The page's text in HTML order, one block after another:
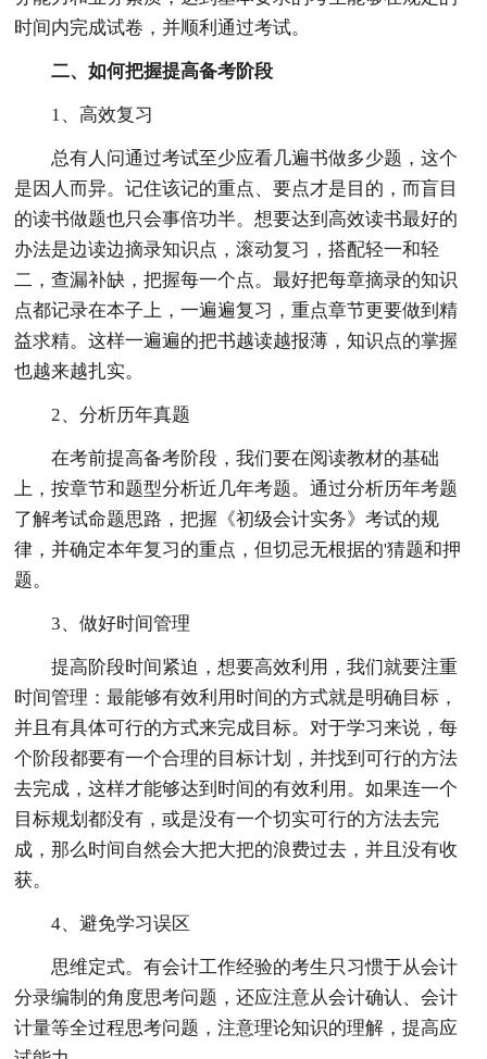
时间内完成试卷，并顺利通过考试。
二、如何把握提高备考阶段
1、高效复习
总有人问通过考试至少应看几遍书做多少题，这个
是因人而异。记住该记的重点、要点才是目的，而盲目
的读书做题也只会事倍功半。想要达到高效读书最好的
办法是边读边摘录知识点，滚动复习，搭配轻一和轻
二，查漏补缺，把握每一个点。最好把每章摘录的知识
点都记录在本子上，一遍遍复习，重点章节更要做到精
益求精。这样一遍遍的把书越读越报薄，知识点的掌握
也越来越扎实。
2、分析历年真题
在考前提高备考阶段，我们要在阅读教材的基础
上，按章节和题型分析近几年考题。通过分析历年考题
了解考试命题思路，把握《初级会计实务》考试的规
律，并确定本年复习的重点，但切忌无根据的'猜题和押
题。
3、做好时间管理
提高阶段时间紧迫，想要高效利用，我们就要注重
时间管理：最能够有效利用时间的方式就是明确目标，
并且有具体可行的方式来完成目标。对于学习来说，每
个阶段都要有一个合理的目标计划，并找到可行的方法
去完成，这样才能够达到时间的有效利用。如果连一个
目标规划都没有，或是没有一个切实可行的方法去完
成，那么时间自然会大把大把的浪费过去，并且没有收
获。
4、避免学习误区
思维定式。有会计工作经验的考生只习惯于从会计
分录编制的角度思考问题，还应注意从会计确认、会计
计量等全过程思考问题，注意理论知识的理解，提高应